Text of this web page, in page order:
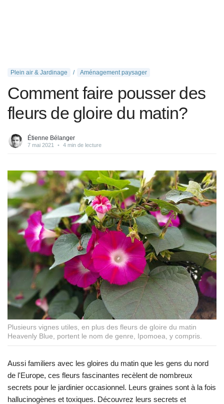
Plein air & Jardinage Aménagement paysager
Comment faire pousser des
fleurs de gloire du matin?
Étienne Bélanger
7 mai 2021 • 4 min de lecture
Plusieurs vignes utiles, en plus des fleurs de gloire du matin
Heavenly Blue, portent le nom de genre, Ipomoea, y compris.
Aussi familiers avec les gloires du matin que les gens du nord
de l'Europe, ces fleurs fascinantes recèlent de nombreux
secrets pour le jardinier occasionnel. Leurs graines sont à la fois
hallucinogènes et toxiques. Découvrez leurs secrets et